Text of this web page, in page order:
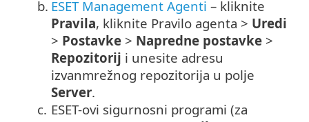
b. ESET Management Agenti – kliknite
Pravila, kliknite Pravilo agenta > Uredi
> Postavke > Napredne postavke >
Repozitorij i unesite adresu
izvanmrežnog repozitorija u polje
Server.
c. ESET-ovi sigurnosni programi (za